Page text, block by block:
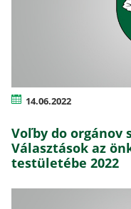
14.06.2022
Voľby do orgánov
Választások az
testületébe 2022